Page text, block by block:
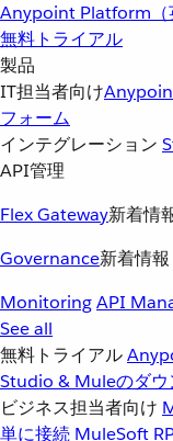
Anypoint Platform（
無料トライアル
製品
IT担当者向け
フォーム
インテグレーション
API管理
Flex Gateway新着情
Governance新着情報
MonitoringAPI
See all
無料トライアル
Studio & Muleのダウ
ビジネス担当者向け
単に接続 MuleSoft